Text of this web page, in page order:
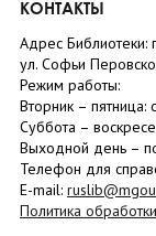
КОНТАКТЫ
Адрес Библиотеки:
ул. Софьи
Режим работы:
Вторник – пятница:
Суббота – в
Выходной день –
Телефон для
E-mail:
Политика